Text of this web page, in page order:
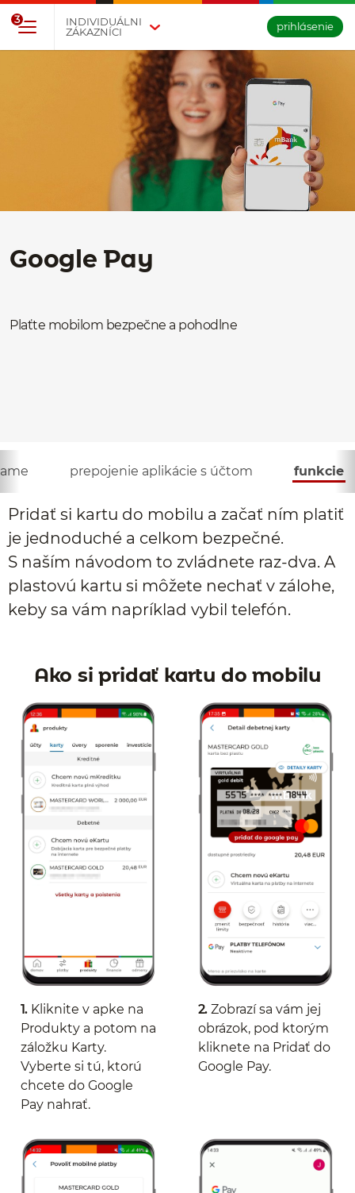
INDIVIDUÁLNI
ZÁKAZNÍCI
3
prihlásenie
Google Pay
Plaťte mobilom bezpečne a pohodlne
prepojenie aplikácie s účtom funkcie
Pridať si kartu do mobilu a začať ním platiť
je jednoduché a celkom bezpečné.
S naším návodom to zvládnete raz-dva. A
plastovú kartu si môžete nechať v zálohe,
keby sa vám napríklad vybil telefón.
Ako si pridať kartu do mobilu
1. Kliknite v apke na
Produkty a potom na
záložku Karty.
Vyberte si tú, ktorú
chcete do Google
Pay nahrať.
2. Zobrazí sa vám jej
obrázok, pod ktorým
kliknete na Pridať do
Google Pay.